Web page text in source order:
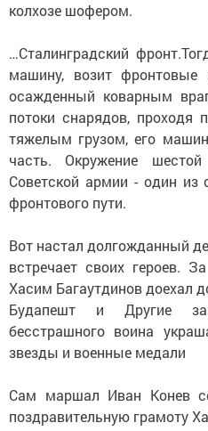
колхозе шофером.
…Сталинградский
машину, возит фронтовые
осажденный коварным
потоки снарядов, проходя
тяжелым грузом, его
часть. Окружение
Советской армии - один
фронтового пути.
Вот настал долгожданный
встречает своих героев.
Хасим Багаутдинов доехал
Будапешт и Другие
бесстрашного воина
звезды и военные медали
Сам маршал Иван Конев
поздравительную грамоту